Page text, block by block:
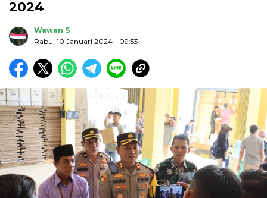
2024
Wawan S
Rabu, 10 Januari 2024 - 09:53